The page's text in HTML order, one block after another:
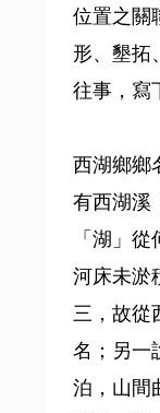
位置之關
形、墾拓
往事，寫
西湖鄉鄉
有西湖溪
「湖」
河床未淤
三，故從
名；另一
泊，山間